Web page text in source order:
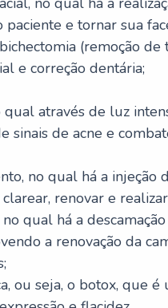
paciente e tornar sua
(remoção de
e correção dentária;
qual através de luz
sinais de acne e
no qual há a injeção
renovar e
qual há a
a renovação da
ou seja, o botox, que